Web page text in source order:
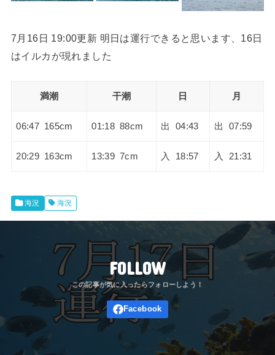
7月16日 19:00更新 明日は運行できると思います、16日
はイルカが現れました
満潮 干潮 日 月
06:47 165cm 01:18 88cm 出 04:43 出 07:59
20:29 163cm 13:39 7cm 入 18:57 入 21:31
海況 海況
FOLLOW